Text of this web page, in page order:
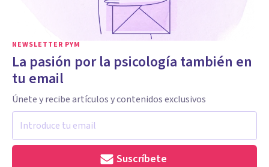
NEWSLETTER PYM
La pasión por la psicología también en
tu email
Únete y recibe artículos y contenidos exclusivos
Suscríbete